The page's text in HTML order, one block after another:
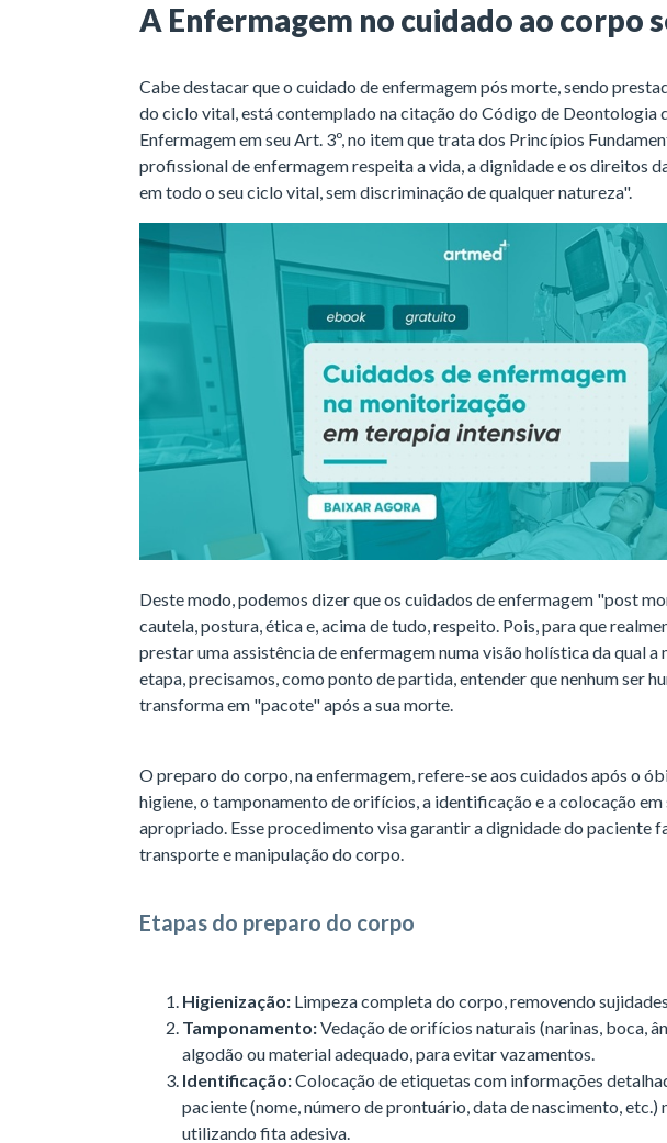
A Enfermagem no cuidado ao corpo
Cabe destacar que o cuidado de enfermagem pós morte, sendo
do ciclo vital, está contemplado na citação do Código de Deontologia
Enfermagem em seu Art. 3º, no item que trata dos Princípios
profissional de enfermagem respeita a vida, a dignidade e os direitos
em todo o seu ciclo vital, sem discriminação de qualquer natureza".
Deste modo, podemos dizer que os cuidados de enfermagem "post
cautela, postura, ética e, acima de tudo, respeito. Pois, para que
prestar uma assistência de enfermagem numa visão holística da qual a
etapa, precisamos, como ponto de partida, entender que nenhum ser
transforma em "pacote" após a sua morte.
O preparo do corpo, na enfermagem, refere-se aos cuidados após o
higiene, o tamponamento de orifícios, a identificação e a colocação em
apropriado. Esse procedimento visa garantir a dignidade do paciente
transporte e manipulação do corpo.
Etapas do preparo do corpo
Higienização: Limpeza completa do corpo, removendo
Tamponamento:Vedação de orifícios naturais (narinas, boca,
algodão ou material adequado, para evitar vazamentos.
Identificação:Colocação de etiquetas com informações
paciente (nome, número de prontuário, data de nascimento, etc.)
utilizando fita adesiva.